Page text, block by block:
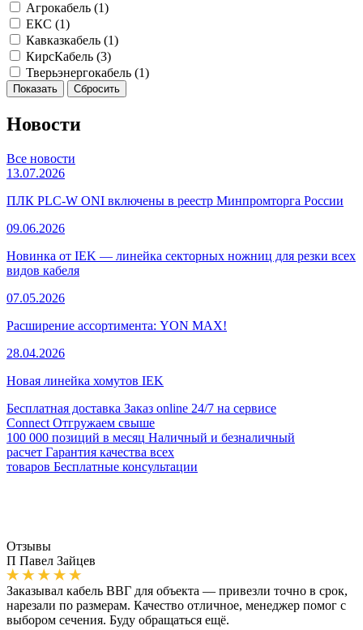
Агрокабель (1)
ЕКС (1)
Кавказкабель (1)
КирсКабель (3)
Тверьэнергокабель (1)
Новости
Все новости
13.07.2026
ПЛК PLC-W ONI включены в реестр Минпромторга России
09.06.2026
Новинка от IEK — линейка секторных ножниц для резки всех
видов кабеля
07.05.2026
Расширение ассортимента: YON MAX!
28.04.2026
Новая линейка хомутов IEK
Бесплатная доставка Заказ online 24/7 на сервисе
Connect Отгружаем свыше
100 000 позиций в месяц Наличный и безналичный
расчет Гарантия качества всех
товаров Бесплатные консультации
Отзывы
П Павел Зайцев
Заказывал кабель ВВГ для объекта — привезли точно в срок,
нарезали по размерам. Качество отличное, менеджер помог с
выбором сечения. Буду обращаться ещё.